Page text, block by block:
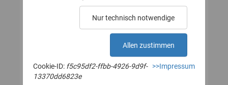
des Nutzerkontos
bestätigen
3. Nutzerdaten angeben
Nur technisch notwendige
Allen zustimmen
Cookie-ID: f5c95df2-ffbb-4926-9d9f-
13370dd6823e
>>Impressum